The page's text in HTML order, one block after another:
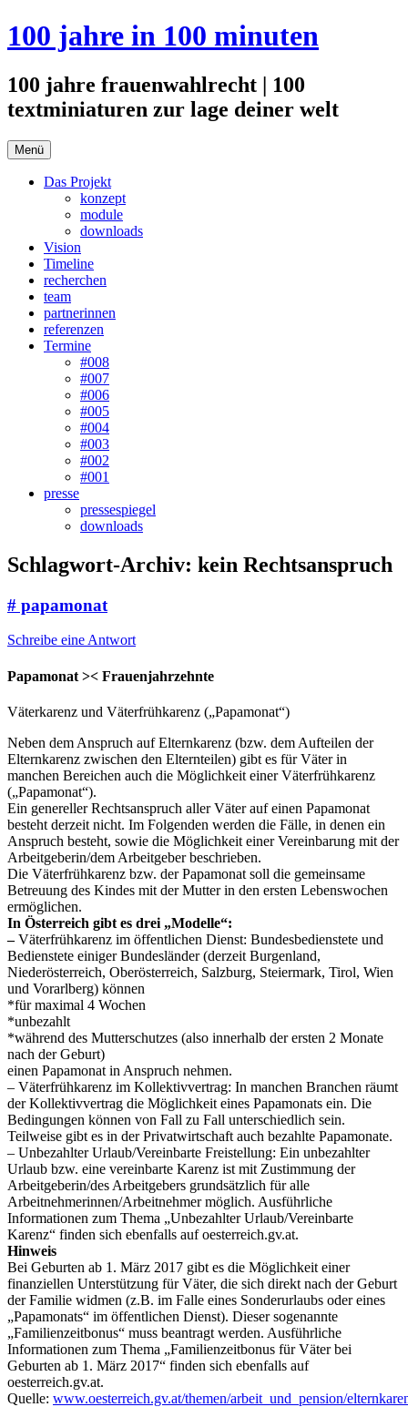
Zum
Inhalt
100 jahre in 100 minuten
100 jahre frauenwahlrecht | 100
textminiaturen zur lage deiner welt
Menü
Das Projekt
konzept
module
downloads
Vision
Timeline
recherchen
team
partnerinnen
referenzen
Termine
#008
#007
#006
#005
#004
#003
#002
#001
presse
pressespiegel
downloads
Schlagwort-Archiv: kein Rechtsanspruch
# papamonat
Schreibe eine Antwort
Papamonat >< Frauenjahrzehnte
Väterkarenz und Väterfrühkarenz („Papamonat“)
Neben dem Anspruch auf Elternkarenz (bzw. dem Aufteilen der
Elternkarenz zwischen den Elternteilen) gibt es für Väter in
manchen Bereichen auch die Möglichkeit einer Väterfrühkarenz
(„Papamonat“).
Ein genereller Rechtsanspruch aller Väter auf einen Papamonat
besteht derzeit nicht. Im Folgenden werden die Fälle, in denen ein
Anspruch besteht, sowie die Möglichkeit einer Vereinbarung mit der
Arbeitgeberin/dem Arbeitgeber beschrieben.
Die Väterfrühkarenz bzw. der Papamonat soll die gemeinsame
Betreuung des Kindes mit der Mutter in den ersten Lebenswochen
ermöglichen.
In Österreich gibt es drei „Modelle“:
–Väterfrühkarenz im öffentlichen Dienst: Bundesbedienstete und
Bedienstete einiger Bundesländer (derzeit Burgenland,
Niederösterreich, Oberösterreich, Salzburg, Steiermark, Tirol, Wien
und Vorarlberg) können
*für maximal 4 Wochen
*unbezahlt
*während des Mutterschutzes (also innerhalb der ersten 2 Monate
nach der Geburt)
einen Papamonat in Anspruch nehmen.
– Väterfrühkarenz im Kollektivvertrag: In manchen Branchen räumt
der Kollektivvertrag die Möglichkeit eines Papamonats ein. Die
Bedingungen können von Fall zu Fall unterschiedlich sein.
Teilweise gibt es in der Privatwirtschaft auch bezahlte Papamonate.
– Unbezahlter Urlaub/Vereinbarte Freistellung: Ein unbezahlter
Urlaub bzw. eine vereinbarte Karenz ist mit Zustimmung der
Arbeitgeberin/des Arbeitgebers grundsätzlich für alle
Arbeitnehmerinnen/Arbeitnehmer möglich. Ausführliche
Informationen zum Thema „Unbezahlter Urlaub/Vereinbarte
Karenz“ finden sich ebenfalls auf oesterreich.gv.at.
Hinweis
Bei Geburten ab 1. März 2017 gibt es die Möglichkeit einer
finanziellen Unterstützung für Väter, die sich direkt nach der Geburt
der Familie widmen (z.B. im Falle eines Sonderurlaubs oder eines
„Papamonats“ im öffentlichen Dienst). Dieser sogenannte
„Familienzeitbonus“ muss beantragt werden. Ausführliche
Informationen zum Thema „Familienzeitbonus für Väter bei
Geburten ab 1. März 2017“ finden sich ebenfalls auf
oesterreich.gv.at.
Quelle: www.oesterreich.gv.at/themen/arbeit_und_pension/